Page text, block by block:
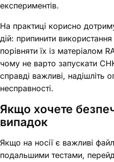
експериментів.
На практиці корисно
дій: припинити
порівняти їх із матеріалом
чому не варто запускати
справді важливі, надішліть
несправності.
Якщо хочете
випадок
Якщо на носії є важливі
подальшими тестами,